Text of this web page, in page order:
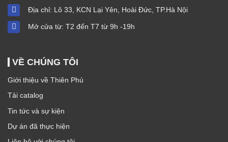
Địa chỉ: Lô 33, KCN Lại Yên, Hoài Đức, TP.Hà Nội
Mở cửa từ: T2 đến T7 từ 9h -19h
VỀ CHÚNG TÔI
Giới thiệu về Thiên Phú
Tải catalog
Tin tức và sự kiện
Dự án đã thực hiện